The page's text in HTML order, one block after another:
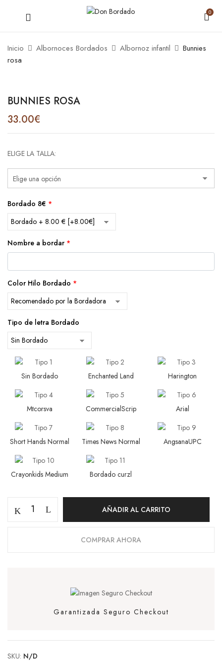
0
Inicio Albornoces Bordados Albornoz infantil
Bunnies
rosa
BUNNIES ROSA
33.00€
ELIGE LA TALLA
Bordado 8€ *
Nombre a bordar *
Color Hilo Bordado *
Tipo de letra Bordado
Sin Bordado Enchanted Land Harington
Mtcorsva CommercialScrip Arial
Short Hands Normal Times News Normal AngsanaUPC
Crayonkids Medium Bordado curzl
AÑADIR AL CARRITO
COMPRAR AHORA
Garantizada Seguro Checkout
SKU: N/D